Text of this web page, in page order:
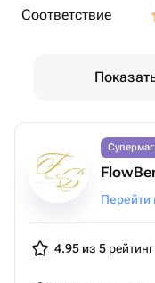
Соответствие
Перейти
4.95 из 5